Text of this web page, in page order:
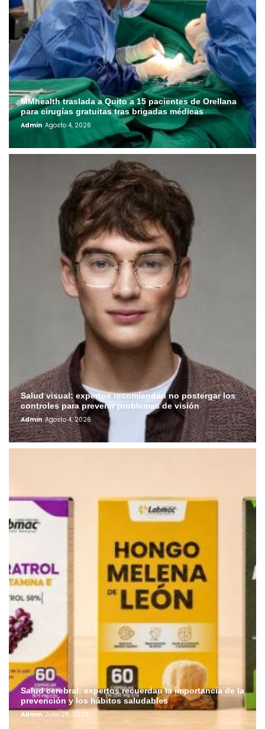
MMhealth traslada a Quito a 15 pacientes de Orellana
para cirugías gratuitas tras brigadas médicas
Admin Agosto 4, 2026
Salud visual: expertos recomiendan no postergar los
controles para prevenir problemas de visión
Admin Agosto 4, 2026
Salud cerebral: expertos recuerdan la importancia de la
prevención y los hábitos saludables
Admin Julio 28, 2026